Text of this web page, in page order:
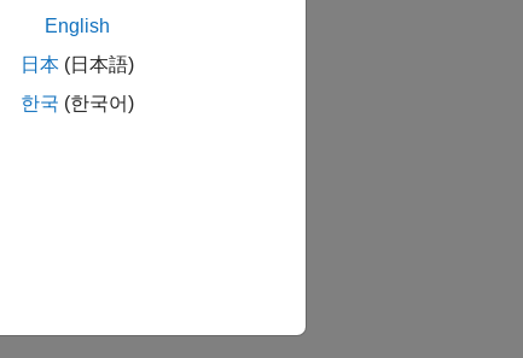
English
日本 (日本語)
한국 (한국어)